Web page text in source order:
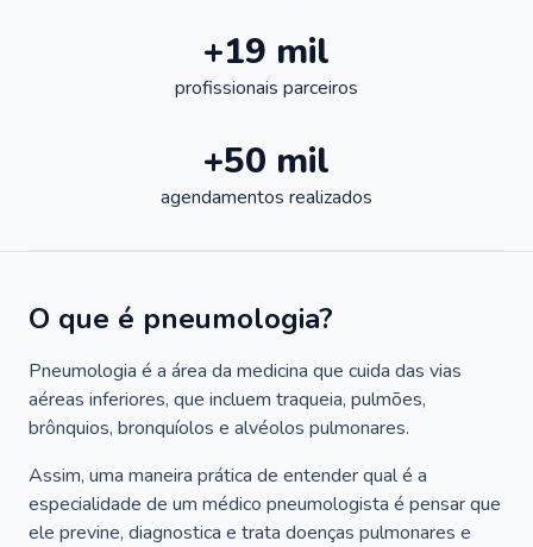
+19 mil
profissionais parceiros
+50 mil
agendamentos realizados
O que é pneumologia?
Pneumologia é a área da medicina que cuida das vias
aéreas inferiores, que incluem traqueia, pulmões,
brônquios, bronquíolos e alvéolos pulmonares.
Assim, uma maneira prática de entender qual é a
especialidade de um médico pneumologista é pensar que
ele previne, diagnostica e trata doenças pulmonares e